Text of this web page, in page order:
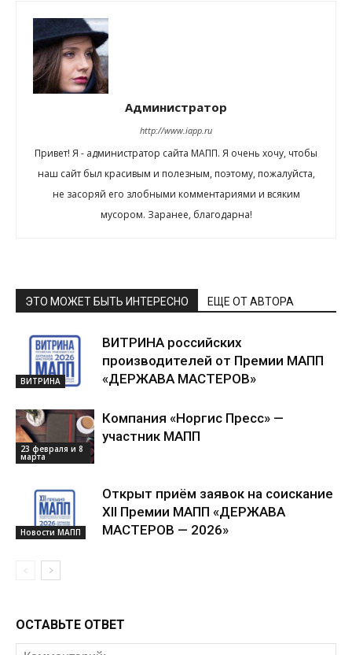
Администратор
http://www.iapp.ru
Привет! Я - администратор сайта МАПП. Я очень хочу, чтобы
наш сайт был красивым и полезным, поэтому, пожалуйста,
не засоряй его злобными комментариями и всяким
мусором. Заранее, благодарна!
ЭТО МОЖЕТ БЫТЬ ИНТЕРЕСНО ЕЩЕ ОТ АВТОРА
ВИТРИНА
ВИТРИНА российских
производителей от Премии МАПП
«ДЕРЖАВА МАСТЕРОВ»
23 февраля и 8
марта
Компания «Норгис Пресс» —
участник МАПП
Новости МАПП
Открыт приём заявок на соискание
XII Премии МАПП «ДЕРЖАВА
МАСТЕРОВ — 2026»
ОСТАВЬТЕ ОТВЕТ